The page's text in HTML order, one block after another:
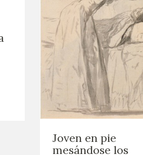
Joven en pie
mesándose los